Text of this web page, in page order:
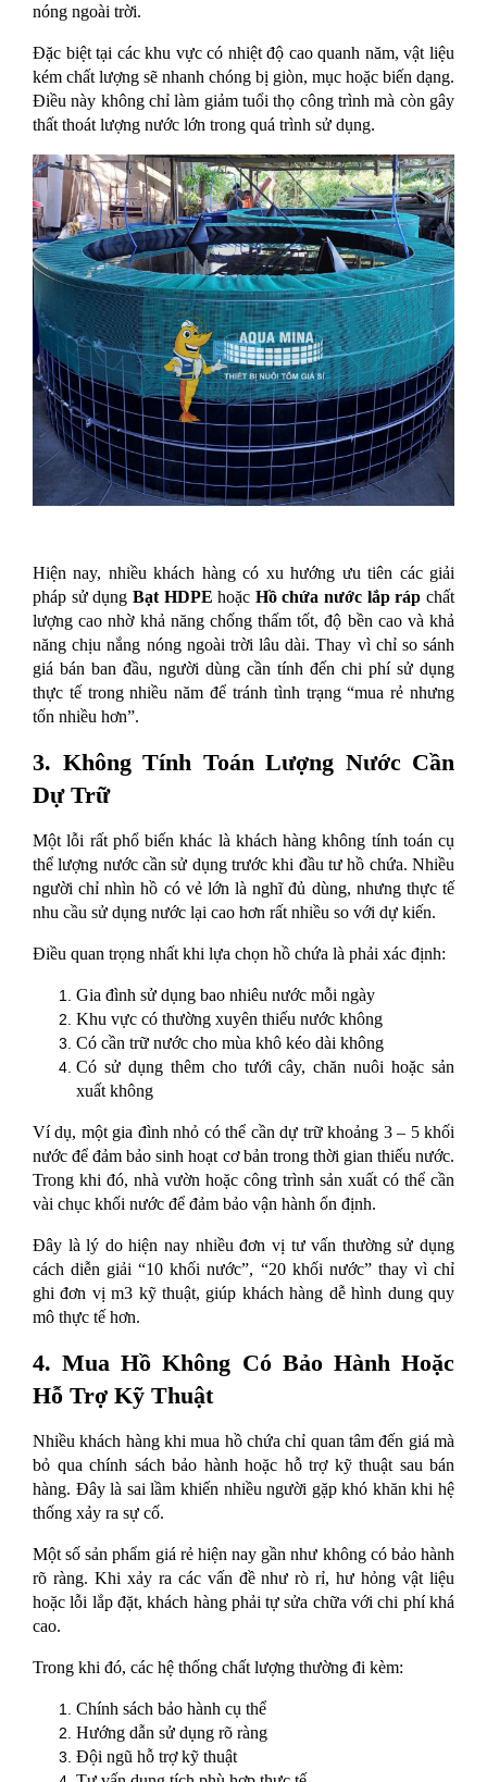
nóng ngoài trời.
Đặc biệt tại các khu vực có nhiệt độ cao quanh năm, vật liệu
kém chất lượng sẽ nhanh chóng bị giòn, mục hoặc biến dạng.
Điều này không chỉ làm giảm tuổi thọ công trình mà còn gây
thất thoát lượng nước lớn trong quá trình sử dụng.
Hiện nay, nhiều khách hàng có xu hướng ưu tiên các giải
pháp sử dụng Bạt HDPE hoặc Hồ chứa nước lắp ráp chất
lượng cao nhờ khả năng chống thấm tốt, độ bền cao và khả
năng chịu nắng nóng ngoài trời lâu dài. Thay vì chỉ so sánh
giá bán ban đầu, người dùng cần tính đến chi phí sử dụng
thực tế trong nhiều năm để tránh tình trạng “mua rẻ nhưng
tốn nhiều hơn”.
3. Không Tính Toán Lượng Nước Cần
Dự Trữ
Một lỗi rất phổ biến khác là khách hàng không tính toán cụ
thể lượng nước cần sử dụng trước khi đầu tư hồ chứa. Nhiều
người chỉ nhìn hồ có vẻ lớn là nghĩ đủ dùng, nhưng thực tế
nhu cầu sử dụng nước lại cao hơn rất nhiều so với dự kiến.
Điều quan trọng nhất khi lựa chọn hồ chứa là phải xác định:
Gia đình sử dụng bao nhiêu nước mỗi ngày
Khu vực có thường xuyên thiếu nước không
Có cần trữ nước cho mùa khô kéo dài không
Có sử dụng thêm cho tưới cây, chăn nuôi hoặc sản
xuất không
Ví dụ, một gia đình nhỏ có thể cần dự trữ khoảng 3 – 5 khối
nước để đảm bảo sinh hoạt cơ bản trong thời gian thiếu nước.
Trong khi đó, nhà vườn hoặc công trình sản xuất có thể cần
vài chục khối nước để đảm bảo vận hành ổn định.
Đây là lý do hiện nay nhiều đơn vị tư vấn thường sử dụng
cách diễn giải “10 khối nước”, “20 khối nước” thay vì chỉ
ghi đơn vị m3 kỹ thuật, giúp khách hàng dễ hình dung quy
mô thực tế hơn.
4. Mua Hồ Không Có Bảo Hành Hoặc
Hỗ Trợ Kỹ Thuật
Nhiều khách hàng khi mua hồ chứa chỉ quan tâm đến giá mà
bỏ qua chính sách bảo hành hoặc hỗ trợ kỹ thuật sau bán
hàng. Đây là sai lầm khiến nhiều người gặp khó khăn khi hệ
thống xảy ra sự cố.
Một số sản phẩm giá rẻ hiện nay gần như không có bảo hành
rõ ràng. Khi xảy ra các vấn đề như rò rỉ, hư hỏng vật liệu
hoặc lỗi lắp đặt, khách hàng phải tự sửa chữa với chi phí khá
cao.
Trong khi đó, các hệ thống chất lượng thường đi kèm:
Chính sách bảo hành cụ thể
Hướng dẫn sử dụng rõ ràng
Đội ngũ hỗ trợ kỹ thuật